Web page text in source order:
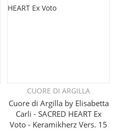
CUORE DI ARGILLA
Cuore di Argilla by Elisabetta
Carli - SACRED HEART Ex
Voto - Keramikherz Vers. 15